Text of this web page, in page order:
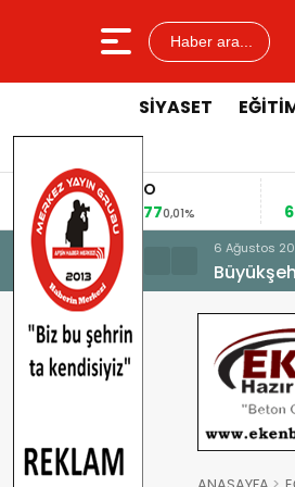
Haber ara...
SİYASET
EURO
53,84770,01%
6 Ağustos